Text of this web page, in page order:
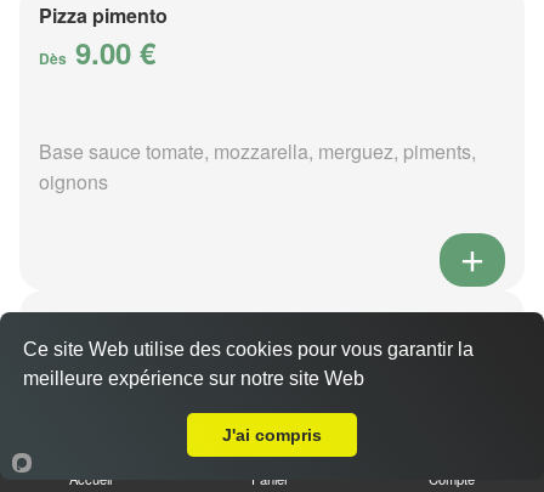
Pizza pimento
Dès 9.00 €
Base sauce tomate, mozzarella, merguez, piments,
oignons
Dès 9.00 €
Base sauce poivre, mozzarella, viande hachée,
Accueil Panier Compte
Ce site Web utilise des cookies pour vous garantir la
meilleure expérience sur notre site Web
J'ai compris